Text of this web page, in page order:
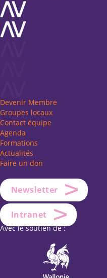
Devenir Membre
Groupes locaux
Contact équipe
Agenda
Formations
Actualités
Faire un don
Newsletter
Intranet
Avec le soutien de :